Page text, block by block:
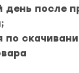
после
по